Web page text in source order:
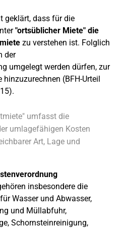
geklärt, dass für die
"ortsüblicher Miete" die
zu verstehen ist. Folglich
der
umgelegt werden dürfen, zur
(BFH-Urteil
umfasst die
umlagefähigen Kosten
Art, Lage und
insbesondere die
Wasser und Abwasser,
und Müllabfuhr,
Schornsteinreinigung,